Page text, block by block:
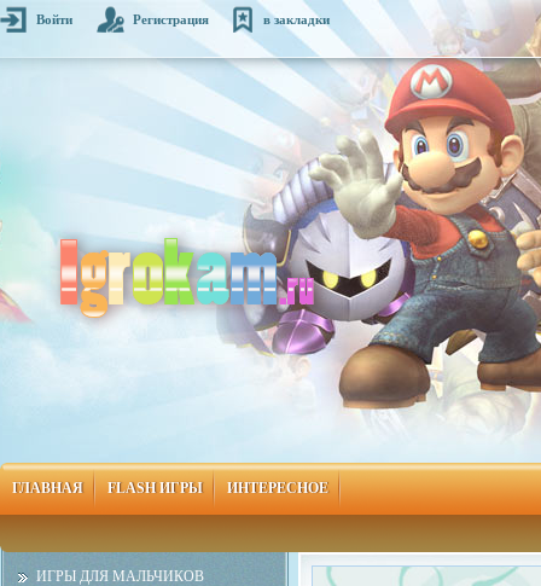
Войти Регистрация в закладки
ГЛАВНАЯ FLASH ИГРЫ ИНТЕРЕСНОЕ
ИГРЫ ДЛЯ МАЛЬЧИКОВ